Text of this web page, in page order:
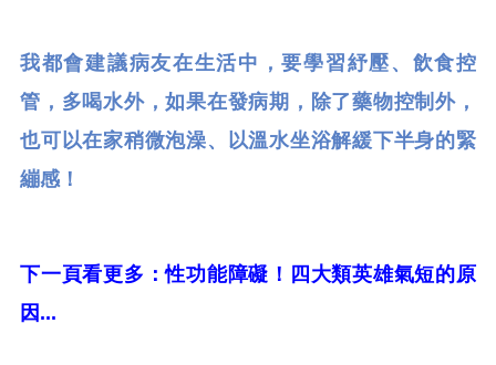
我都會建議病友在生活中，要學習紓壓、飲食控
管，多喝水外，如果在發病期，除了藥物控制外，
也可以在家稍微泡澡、以溫水坐浴解緩下半身的緊
繃感！
下一頁看更多：性功能障礙！四大類英雄氣短的原
因...